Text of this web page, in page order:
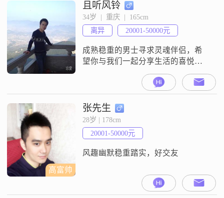
且听风铃
34岁  |  重庆  |  165cm
离异
20001-50000元
成熟稳重的男士寻求灵魂伴侣，希
望你与我们一起分享生活的喜悦与
高富帅
张先生
28岁 | 178cm
20001-50000元
风趣幽默稳重踏实，好交友